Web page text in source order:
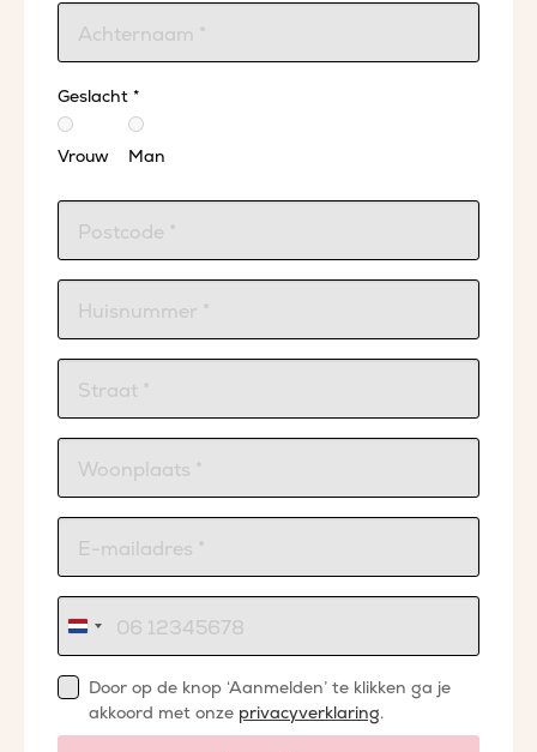
Geslacht *
Vrouw Man
Nederland
+31
Door op de knop ‘Aanmelden’ te klikken ga je
akkoord met onze privacyverklaring.